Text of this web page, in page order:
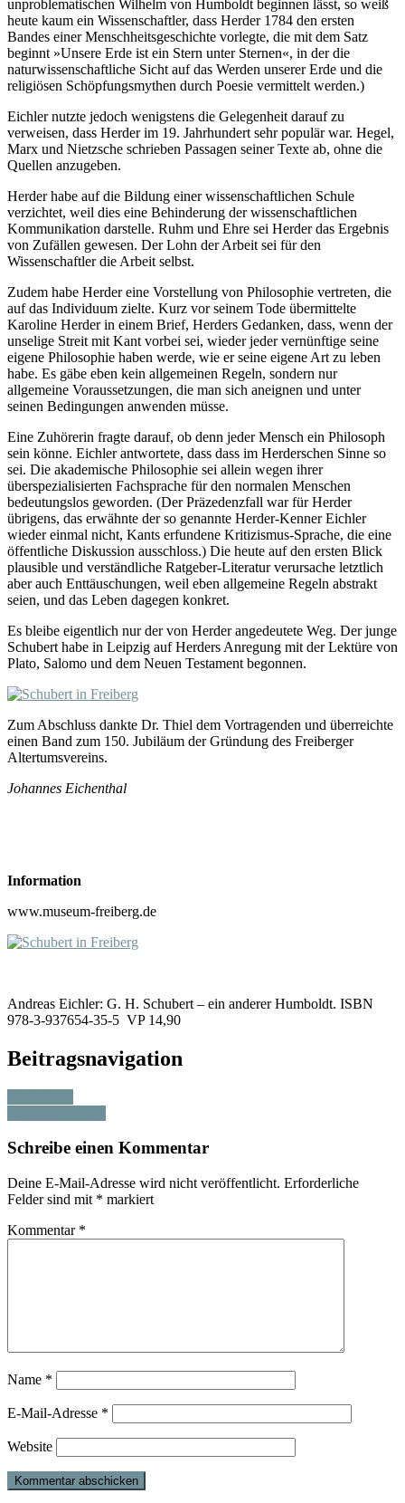
unproblematischen Wilhelm von Humboldt beginnen lässt, so weiß
heute kaum ein Wissenschaftler, dass Herder 1784 den ersten
Bandes einer Menschheitsgeschichte vorlegte, die mit dem Satz
beginnt »Unsere Erde ist ein Stern unter Sternen«, in der die
naturwissenschaftliche Sicht auf das Werden unserer Erde und die
religiösen Schöpfungsmythen durch Poesie vermittelt werden.)
Eichler nutzte jedoch wenigstens die Gelegenheit darauf zu
verweisen, dass Herder im 19. Jahrhundert sehr populär war. Hegel,
Marx und Nietzsche schrieben Passagen seiner Texte ab, ohne die
Quellen anzugeben.
Herder habe auf die Bildung einer wissenschaftlichen Schule
verzichtet, weil dies eine Behinderung der wissenschaftlichen
Kommunikation darstelle. Ruhm und Ehre sei Herder das Ergebnis
von Zufällen gewesen. Der Lohn der Arbeit sei für den
Wissenschaftler die Arbeit selbst.
Zudem habe Herder eine Vorstellung von Philosophie vertreten, die
auf das Individuum zielte. Kurz vor seinem Tode übermittelte
Karoline Herder in einem Brief, Herders Gedanken, dass, wenn der
unselige Streit mit Kant vorbei sei, wieder jeder vernünftige seine
eigene Philosophie haben werde, wie er seine eigene Art zu leben
habe. Es gäbe eben kein allgemeinen Regeln, sondern nur
allgemeine Voraussetzungen, die man sich aneignen und unter
seinen Bedingungen anwenden müsse.
Eine Zuhörerin fragte darauf, ob denn jeder Mensch ein Philosoph
sein könne. Eichler antwortete, dass dass im Herderschen Sinne so
sei. Die akademische Philosophie sei allein wegen ihrer
überspezialisierten Fachsprache für den normalen Menschen
bedeutungslos geworden. (Der Präzedenzfall war für Herder
übrigens, das erwähnte der so genannte Herder-Kenner Eichler
wieder einmal nicht, Kants erfundene Kritizismus-Sprache, die eine
öffentliche Diskussion ausschloss.) Die heute auf den ersten Blick
plausible und verständliche Ratgeber-Literatur verursache letztlich
aber auch Enttäuschungen, weil eben allgemeine Regeln abstrakt
seien, und das Leben dagegen konkret.
Es bleibe eigentlich nur der von Herder angedeutete Weg. Der junge
Schubert habe in Leipzig auf Herders Anregung mit der Lektüre von
Plato, Salomo und dem Neuen Testament begonnen.
Zum Abschluss dankte Dr. Thiel dem Vortragenden und überreichte
einen Band zum 150. Jubiläum der Gründung des Freiberger
Altertumsvereins.
Johannes Eichenthal
Information
www.museum-freiberg.de
Andreas Eichler: G. H. Schubert – ein anderer Humboldt. ISBN
978-3-937654-35-5 VP 14,90
Beitragsnavigation
Schreibe einen Kommentar
Deine E-Mail-Adresse wird nicht veröffentlicht. Erforderliche
Felder sind mit * markiert
Kommentar *
Name *
E-Mail-Adresse *
Website